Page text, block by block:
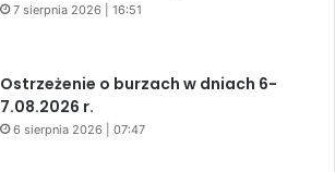
7 sierpnia 2026 | 16:51
Ostrzeżenie o burzach w dniach 6-
7.08.2026 r.
6 sierpnia 2026 | 07:47